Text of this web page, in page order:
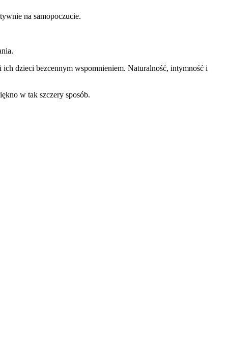
na samopoczucie.
dzieci bezcennym wspomnieniem. Naturalność, intymność i
w tak szczery sposób.